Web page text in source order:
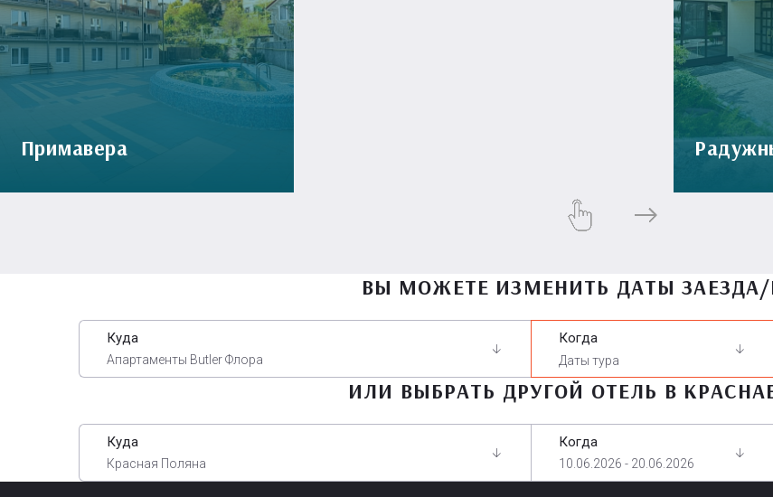
Примавера
ВЫ МОЖЕТЕ ИЗМЕНИТЬ ДАТЫ
Куда
Апартаменты Butler Флора
Когда
ИЛИ ВЫБРАТЬ ДРУГОЙ ОТЕЛЬ В
Куда
Красная Поляна
Когда
10.06.2026 - 20.06.2026